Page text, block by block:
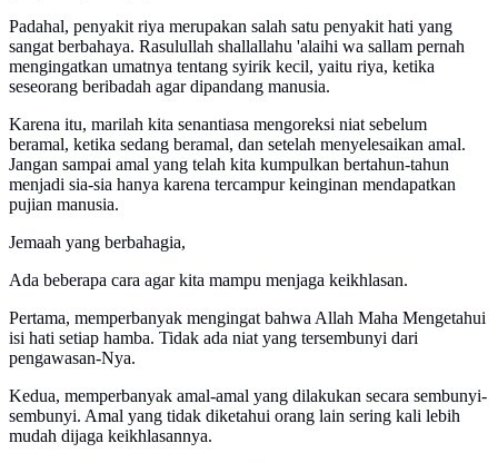
Padahal, penyakit riya merupakan salah satu penyakit hati yang
sangat berbahaya. Rasulullah shallallahu 'alaihi wa sallam pernah
mengingatkan umatnya tentang syirik kecil, yaitu riya, ketika
seseorang beribadah agar dipandang manusia.
Karena itu, marilah kita senantiasa mengoreksi niat sebelum
beramal, ketika sedang beramal, dan setelah menyelesaikan amal.
Jangan sampai amal yang telah kita kumpulkan bertahun-tahun
menjadi sia-sia hanya karena tercampur keinginan mendapatkan
pujian manusia.
Jemaah yang berbahagia,
Ada beberapa cara agar kita mampu menjaga keikhlasan.
Pertama, memperbanyak mengingat bahwa Allah Maha Mengetahui
isi hati setiap hamba. Tidak ada niat yang tersembunyi dari
pengawasan-Nya.
Kedua, memperbanyak amal-amal yang dilakukan secara sembunyi-
sembunyi. Amal yang tidak diketahui orang lain sering kali lebih
mudah dijaga keikhlasannya.